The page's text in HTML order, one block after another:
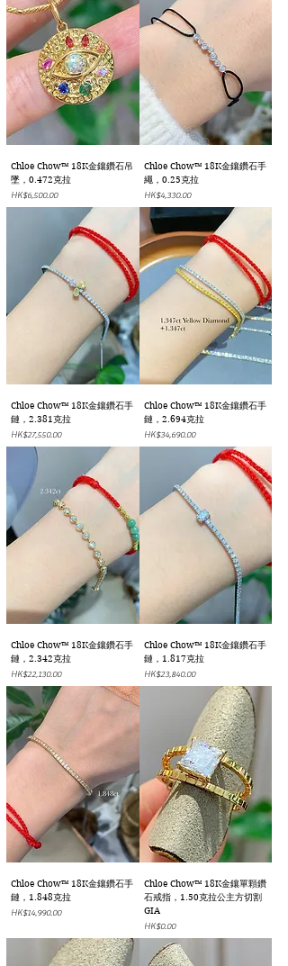
Chloe Chow™ 18K金鑲鑽石吊
墜，0.472克拉
價格
HK$6,500.00
Chloe Chow™ 18K金鑲鑽石手
繩，0.25克拉
價格
HK$4,330.00
Chloe Chow™ 18K金鑲鑽石手
鏈，2.381克拉
價格
HK$27,550.00
Chloe Chow™ 18K金鑲鑽石手
鏈，2.694克拉
價格
HK$34,690.00
Chloe Chow™ 18K金鑲鑽石手
鏈，2.342克拉
價格
HK$22,130.00
Chloe Chow™ 18K金鑲鑽石手
鏈，1.817克拉
價格
HK$23,840.00
Chloe Chow™ 18K金鑲鑽石手
鏈，1.848克拉
價格
HK$14,990.00
Chloe Chow™ 18K金鑲單顆鑽
石戒指，1.50克拉公主方切割
GIA
價格
HK$0.00